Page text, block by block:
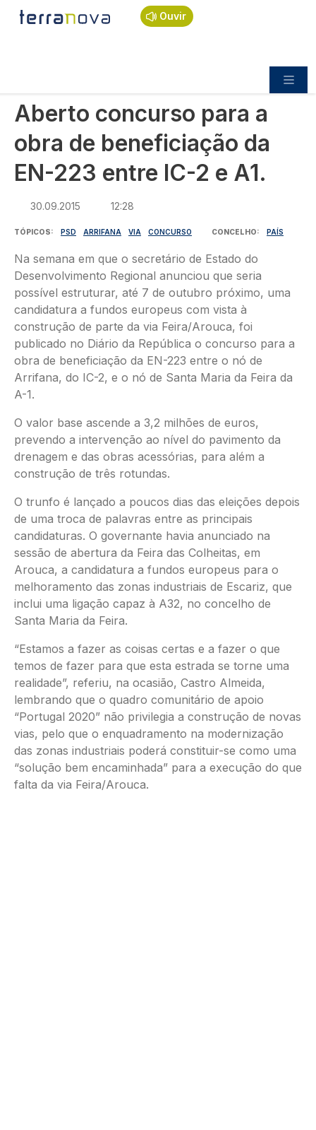
Passar para o conteúdo principal
Ouvir
Navegação estrutural
Início
Política
Aberto concurso para a obra de beneficiação da
Aberto concurso para a
obra de beneficiação da
EN-223 entre IC-2 e A1.
30.09.2015 12:28
TÓPICOS PSD ARRIFANA VIA CONCURSO CONCELHO PAÍS
Na semana em que o secretário de Estado do
Desenvolvimento Regional anunciou que seria
possível estruturar, até 7 de outubro próximo, uma
candidatura a fundos europeus com vista à
construção de parte da via Feira/Arouca, foi
publicado no Diário da República o concurso para a
obra de beneficiação da EN-223 entre o nó de
Arrifana, do IC-2, e o nó de Santa Maria da Feira da
A-1.
O valor base ascende a 3,2 milhões de euros,
prevendo a intervenção ao nível do pavimento da
drenagem e das obras acessórias, para além a
construção de três rotundas.
O trunfo é lançado a poucos dias das eleições depois
de uma troca de palavras entre as principais
candidaturas. O governante havia anunciado na
sessão de abertura da Feira das Colheitas, em
Arouca, a candidatura a fundos europeus para o
melhoramento das zonas industriais de Escariz, que
inclui uma ligação capaz à A32, no concelho de
Santa Maria da Feira.
“Estamos a fazer as coisas certas e a fazer o que
temos de fazer para que esta estrada se torne uma
realidade”, referiu, na ocasião, Castro Almeida,
lembrando que o quadro comunitário de apoio
“Portugal 2020” não privilegia a construção de novas
vias, pelo que o enquadramento na modernização
das zonas industriais poderá constituir-se como uma
“solução bem encaminhada” para a execução do que
falta da via Feira/Arouca.